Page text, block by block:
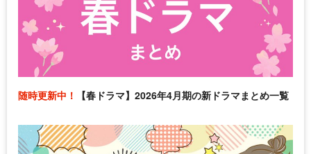
随時更新中！ 【春ドラマ】2026年4月期の新ドラマまとめ一覧